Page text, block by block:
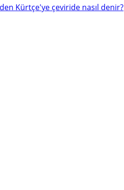
Kürtçe'ye çeviride nasıl denir?